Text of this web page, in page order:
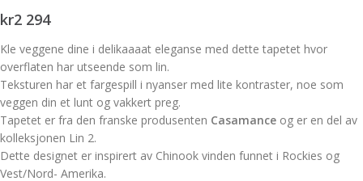
kr2 294
Kle veggene dine i delikaaaat eleganse med dette tapetet hvor
overflaten har utseende som lin.
Teksturen har et fargespill i nyanser med lite kontraster, noe som
veggen din et lunt og vakkert preg.
Tapetet er fra den franske produsenten Casamance og er en del av
kolleksjonen Lin 2.
Dette designet er inspirert av Chinook vinden funnet i Rockies og
Vest/Nord- Amerika.